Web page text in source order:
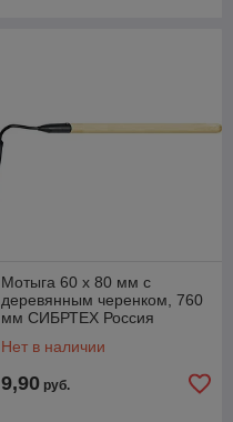
Мотыга 60 х 80 мм c
деревянным черенком, 760
мм СИБРТЕХ Россия
Нет в наличии
9,90 руб.